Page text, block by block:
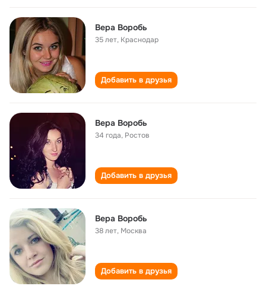
Вера Воробь
35 лет, Краснодар
Добавить в друзья
Вера Воробь
34 года, Ростов
Добавить в друзья
Вера Воробь
38 лет, Москва
Добавить в друзья